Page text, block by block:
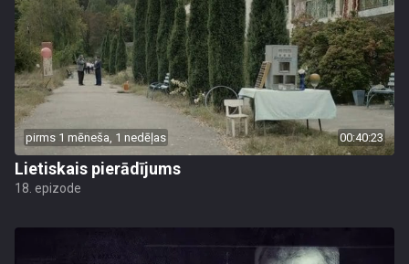
pirms 1 mēneša, 1 nedēļas 00:40:23
Lietiskais pierādījums
18. epizode